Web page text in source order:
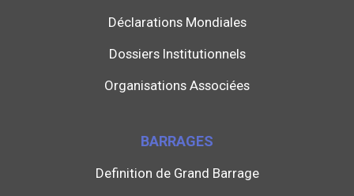
Déclarations Mondiales
Dossiers Institutionnels
Organisations Associées
BARRAGES
Definition de Grand Barrage